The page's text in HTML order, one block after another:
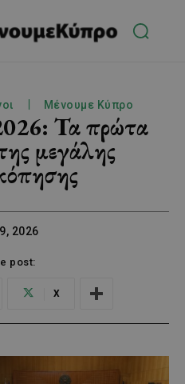
Μένουμε Κύπρο
Τα πρώτα
μεγάλης
2026
post:
X